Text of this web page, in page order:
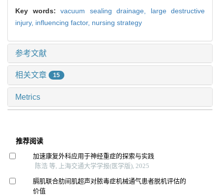
Key words: vacuum sealing drainage, large destructive
injury, influencing factor, nursing strategy
参考文献
相关文章 15
Metrics
推荐阅读
加速康复外科应用于神经重症的探索与实践
陈浩 等, 上海交通大学学报(医学版), 2025
膈肌联合肋间肌超声对脓毒症机械通气患者脱机评估的
价值